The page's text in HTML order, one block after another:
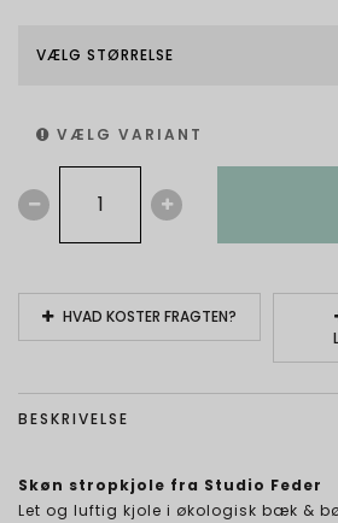
VÆLG STØRRELSE
VÆLG VARIANT
HVAD KOSTER FRAGTEN?
BESKRIVELSE
Skøn stropkjole fra Studio Feder
Let og luftig kjole i økologisk bæk &